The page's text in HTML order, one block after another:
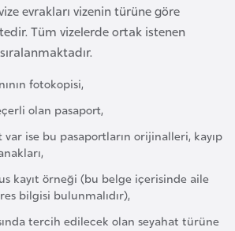
evrakları vizenin türüne göre
Tüm vizelerde ortak istenen
fotokopisi,
olan pasaport,
var ise bu pasaportların orijinalleri, kayıp
kayıt örneği (bu belge içerisinde aile
bilgisi bulunmalıdır),
tercih edilecek olan seyahat türüne